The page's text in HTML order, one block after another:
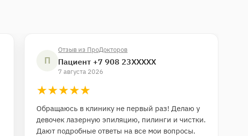
П
Отзыв из ПроДокторов
Пациент +7 908 23XXXXX
7 августа 2026
★★★★★
★★★★★
Обращаюсь в клинику не первый раз! Делаю у
девочек лазерную эпиляцию​, пилинги​ и чистки.
Дают подробные ответы на все мои вопросы.